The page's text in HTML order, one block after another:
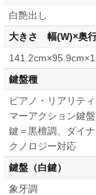
白艶出し
大きさ 幅(W)×奥
鍵盤種
ピアノ・リアリテ
マーアクション鍵
鍵＝黒檀調、ダイ
クノロジー対応
鍵盤（白鍵）
象牙調